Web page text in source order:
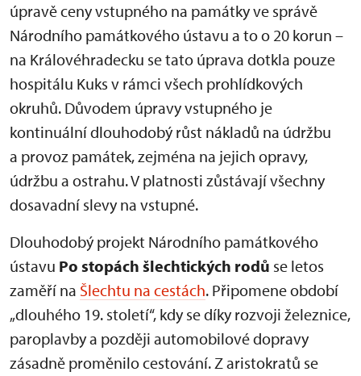
úpravě ceny vstupného na památky ve správě
Národního památkového ústavu a to o 20 korun –
na Královéhradecku se tato úprava dotkla pouze
hospitálu Kuks v rámci všech prohlídkových
okruhů. Důvodem úpravy vstupného je
kontinuální dlouhodobý růst nákladů na údržbu
a provoz památek, zejména na jejich opravy,
údržbu a ostrahu. V platnosti zůstávají všechny
dosavadní slevy na vstupné.
Dlouhodobý projekt Národního památkového
ústavu Po stopách šlechtických rodů se letos
zaměří na Šlechtu na cestách. Připomene období
„dlouhého 19. století“, kdy se díky rozvoji železnice,
paroplavby a později automobilové dopravy
zásadně proměnilo cestování. Z aristokratů se